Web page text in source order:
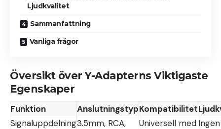
Ljudkvalitet
Sammanfattning
Vanliga frågor
Översikt över Y-Adapterns Viktigaste
Egenskaper
Funktion AnslutningstypKompatibilitet
Signaluppdelning3.5mm, RCA,
Universell med Ingen